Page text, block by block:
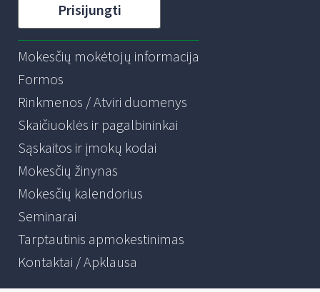
Prisijungti
Mokesčių mokėtojų informacija
Formos
Rinkmenos / Atviri duomenys
Skaičiuoklės ir pagalbininkai
Sąskaitos ir įmokų kodai
Mokesčių žinynas
Mokesčių kalendorius
Seminarai
Tarptautinis apmokestinimas
Kontaktai / Apklausa